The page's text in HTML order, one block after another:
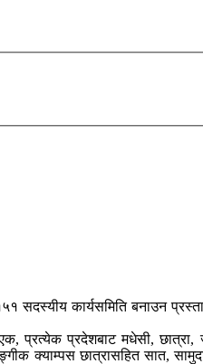
सदस्यीय कार्यसमिति बनाउन
एक, प्रत्येक प्रदेशबाट मधेसी,
क्याम्पस छात्रासहित सात,